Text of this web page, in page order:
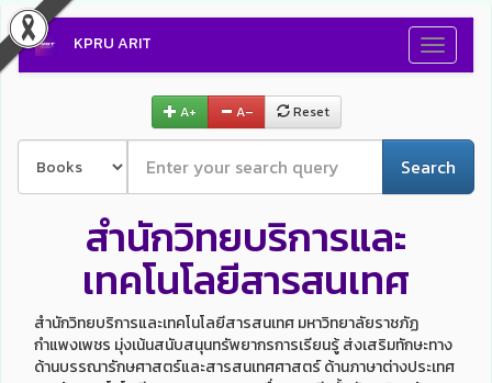
Toggle
KPRU ARIT
A+ A– Reset
Search
สำนักวิทยบริการและ
เทคโนโลยีสารสนเทศ
สำนักวิทยบริการและเทคโนโลยีสารสนเทศ มหาวิทยาลัยราชภัฏ
กำแพงเพชร มุ่งเน้นสนับสนุนทรัพยากรการเรียนรู้ ส่งเสริมทักษะทาง
ด้านบรรณารักษศาสตร์และสารสนเทศศาสตร์ ด้านภาษาต่างประเทศ